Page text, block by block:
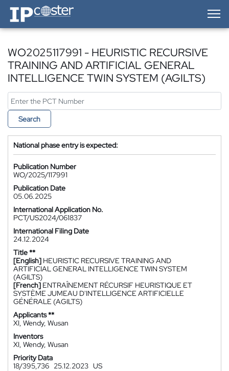
IP-Coster — Home
WO2025117991 - HEURISTIC RECURSIVE
TRAINING AND ARTIFICIAL GENERAL
INTELLIGENCE TWIN SYSTEM (AGILTS)
Search
National phase entry is expected:
Publication Number
WO/2025/117991
Publication Date
05.06.2025
International Application No.
PCT/US2024/061837
International Filing Date
24.12.2024
Title **
[English] HEURISTIC RECURSIVE TRAINING AND
ARTIFICIAL GENERAL INTELLIGENCE TWIN SYSTEM
(AGILTS)
[French] ENTRAÎNEMENT RÉCURSIF HEURISTIQUE ET
SYSTÈME JUMEAU D'INTELLIGENCE ARTIFICIELLE
GÉNÉRALE (AGILTS)
Applicants **
XI, Wendy, Wusan
Inventors
XI, Wendy, Wusan
Priority Data
18/395,736 25.12.2023 US